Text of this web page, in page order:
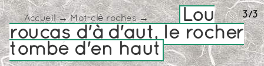
3/3
Accueil→Mot-clé roches→
Lou
roucas d'à d'aut, le rocher
tombé d'en haut